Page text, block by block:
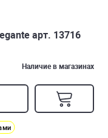
арт. 13716
Наличие в магазинах